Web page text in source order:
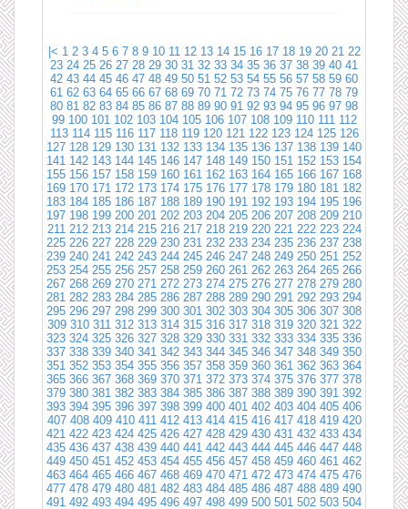
|< 1 2 3 4 5 6 7 8 9 10 11 12 13 14 15 16 17 18 19 20 21 22
23 24 25 26 27 28 29 30 31 32 33 34 35 36 37 38 39 40 41
42 43 44 45 46 47 48 49 50 51 52 53 54 55 56 57 58 59 60
61 62 63 64 65 66 67 68 69 70 71 72 73 74 75 76 77 78 79
80 81 82 83 84 85 86 87 88 89 90 91 92 93 94 95 96 97 98
99 100 101 102 103 104 105 106 107 108 109 110 111 112
113 114 115 116 117 118 119 120 121 122 123 124 125 126
127 128 129 130 131 132 133 134 135 136 137 138 139 140
141 142 143 144 145 146 147 148 149 150 151 152 153 154
155 156 157 158 159 160 161 162 163 164 165 166 167 168
169 170 171 172 173 174 175 176 177 178 179 180 181 182
183 184 185 186 187 188 189 190 191 192 193 194 195 196
197 198 199 200 201 202 203 204 205 206 207 208 209 210
211 212 213 214 215 216 217 218 219 220 221 222 223 224
225 226 227 228 229 230 231 232 233 234 235 236 237 238
239 240 241 242 243 244 245 246 247 248 249 250 251 252
253 254 255 256 257 258 259 260 261 262 263 264 265 266
267 268 269 270 271 272 273 274 275 276 277 278 279 280
281 282 283 284 285 286 287 288 289 290 291 292 293 294
295 296 297 298 299 300 301 302 303 304 305 306 307 308
309 310 311 312 313 314 315 316 317 318 319 320 321 322
323 324 325 326 327 328 329 330 331 332 333 334 335 336
337 338 339 340 341 342 343 344 345 346 347 348 349 350
351 352 353 354 355 356 357 358 359 360 361 362 363 364
365 366 367 368 369 370 371 372 373 374 375 376 377 378
379 380 381 382 383 384 385 386 387 388 389 390 391 392
393 394 395 396 397 398 399 400 401 402 403 404 405 406
407 408 409 410 411 412 413 414 415 416 417 418 419 420
421 422 423 424 425 426 427 428 429 430 431 432 433 434
435 436 437 438 439 440 441 442 443 444 445 446 447 448
449 450 451 452 453 454 455 456 457 458 459 460 461 462
463 464 465 466 467 468 469 470 471 472 473 474 475 476
477 478 479 480 481 482 483 484 485 486 487 488 489 490
491 492 493 494 495 496 497 498 499 500 501 502 503 504